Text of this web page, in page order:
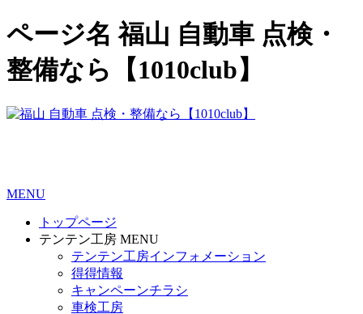
ページ名 福山 自動車 点検・
整備なら【1010club】
MENU
トップページ
テンテン工房 MENU
テンテン工房インフォメーション
得得情報
キャンペーンチラシ
車検工房